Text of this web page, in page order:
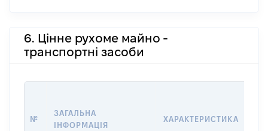
6. Цінне рухоме майно -
транспортні засоби
№
ЗАГАЛЬНА
ІНФОРМАЦІЯ
ХАРАКТЕРИСТИКА